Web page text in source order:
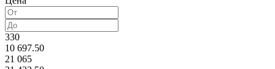
330
10 697.50
21 065